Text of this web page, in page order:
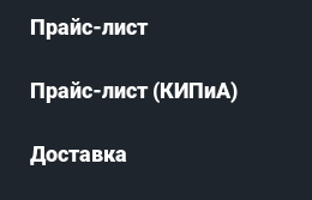
Прайс-лист
Прайс-лист (КИПиА)
Доставка